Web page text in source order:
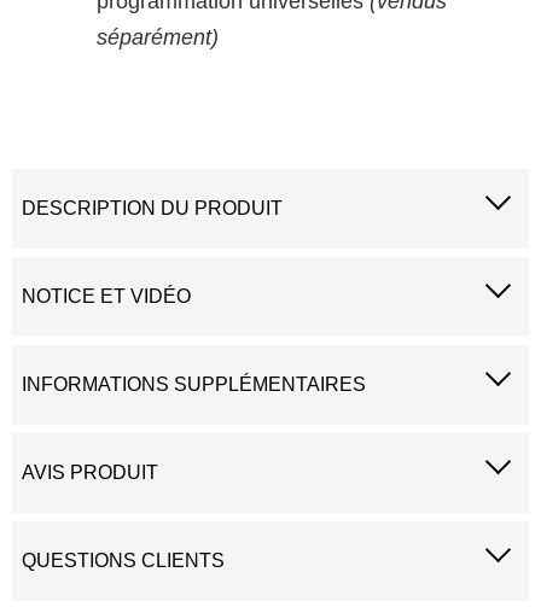
séparément)
DESCRIPTION DU PRODUIT
NOTICE ET VIDÉO
INFORMATIONS SUPPLÉMENTAIRES
AVIS PRODUIT
QUESTIONS CLIENTS